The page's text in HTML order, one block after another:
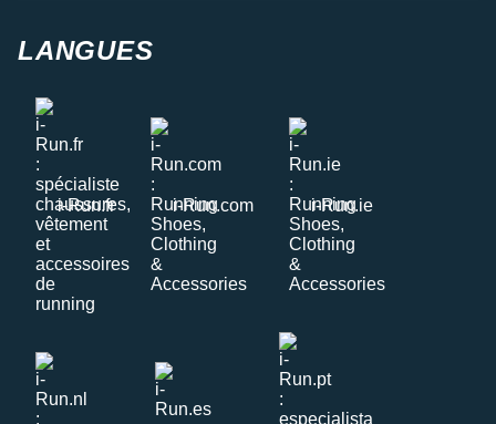
LANGUES
i-Run.fr i-Run.com i-Run.ie